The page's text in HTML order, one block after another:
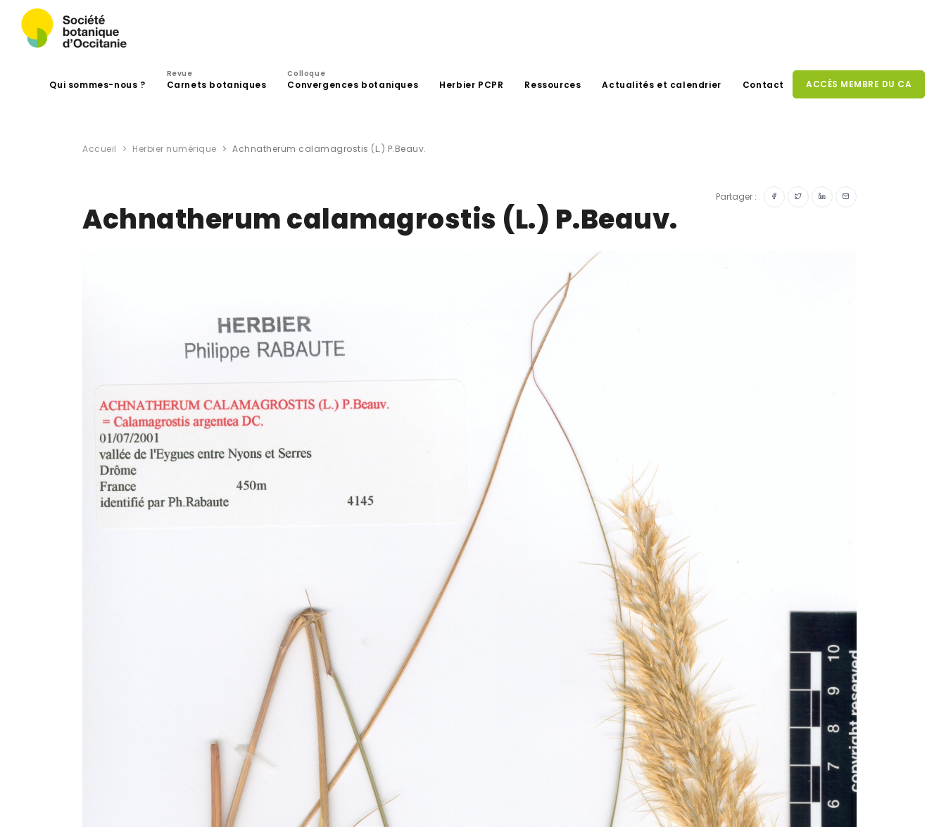
Qui sommes-nous ?
Revue
Carnets botaniques
Colloque
Convergences botaniques Herbier PCPR Ressources Actualités et calendrier Contact ACCÈS MEMBRE DU CA
Accueil Herbier numérique Achnatherum calamagrostis (L.) P.Beauv.
Partager :
Achnatherum calamagrostis (L.) P.Beauv.